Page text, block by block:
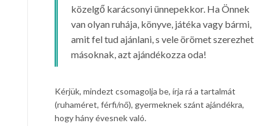
közelgő karácsonyi ünnepekkor. Ha Önnek
van olyan ruhája, könyve, játéka vagy bármi,
amit fel tud ajánlani, s vele örömet szerezhet
másoknak, azt ajándékozza oda!
Kérjük, mindezt csomagolja be, írja rá a tartalmát
(ruhaméret, férfi/nő), gyermeknek szánt ajándékra,
hogy hány évesnek való.